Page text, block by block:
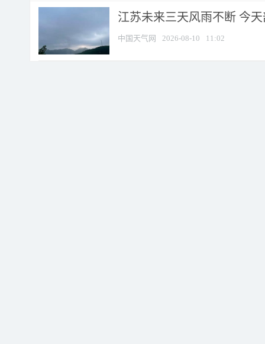
江苏未来三天风雨不断 今
中国天气网 2026-08-10 11:02